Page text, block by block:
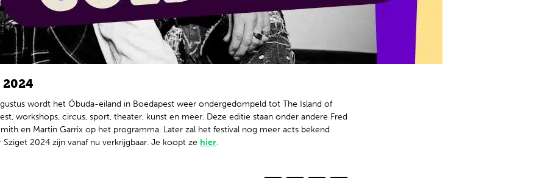
wordt het Óbuda-eiland in Boedapest weer ondergedompeld tot The Island of
workshops, circus, sport, theater, kunst en meer. Deze editie staan onder andere Fred
en Martin Garrix op het programma. Later zal het festival nog meer acts bekend
2024 zijn vanaf nu verkrijgbaar. Je koopt ze hier.